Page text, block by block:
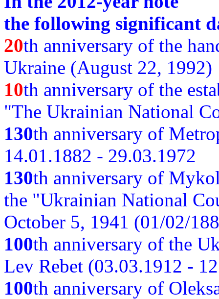
the following significant
20th anniversary of the
Ukraine (August 22, 1992)
10th anniversary of the
"The Ukrainian National
130th anniversary of
14.01.1882 - 29.03.1972
130th anniversary of
the "Ukrainian National
October 5, 1941 (01/02/
100th anniversary of the
Lev Rebet (03.03.1912 -
100th anniversary of